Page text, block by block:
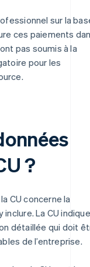
sur la
ces paiements
pas soumis à la
pour les
?
CU concerne la
La CU
détaillée qui doit
de l’entreprise.